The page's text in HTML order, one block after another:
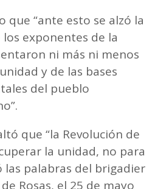
que “ante esto se alzó la
exponentes de la
ni más ni menos
y de las bases
del pueblo
que “la Revolución de
la unidad, no para
las palabras del brigadier
Rosas, el 25 de mayo